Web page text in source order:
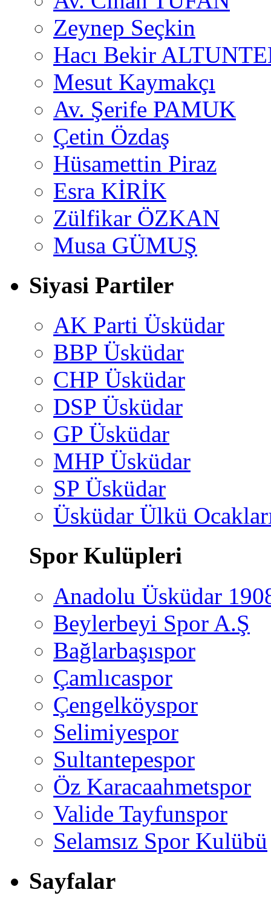
Zeynep Seçkin
Hacı Bekir
Mesut Kaymakçı
Av. Şerife PAMUK
Çetin Özdaş
Hüsamettin Piraz
Esra KİRİK
Zülfikar ÖZKAN
Musa GÜMUŞ
Siyasi Partiler
AK Parti Üsküdar
BBP Üsküdar
CHP Üsküdar
DSP Üsküdar
GP Üsküdar
MHP Üsküdar
SP Üsküdar
Üsküdar Ülkü
Spor Kulüpleri
Anadolu Üsküdar
Beylerbeyi Spor A.Ş
Bağlarbaşıspor
Çamlıcaspor
Çengelköyspor
Selimiyespor
Sultantepespor
Öz Karacaahmetspor
Valide Tayfunspor
Selamsız Spor Kulübü
Sayfalar